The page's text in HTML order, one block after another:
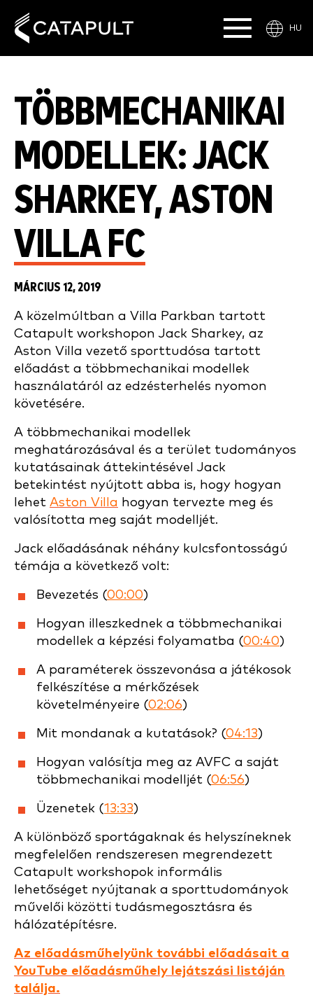
HU
TÖBBMECHANIKAI
MODELLEK: JACK
SHARKEY, ASTON
VILLA FC
MÁRCIUS 12, 2019
A közelmúltban a Villa Parkban tartott
Catapult workshopon Jack Sharkey, az
Aston Villa vezető sporttudósa tartott
előadást a többmechanikai modellek
használatáról az edzésterhelés nyomon
követésére.
A többmechanikai modellek
meghatározásával és a terület tudományos
kutatásainak áttekintésével Jack
betekintést nyújtott abba is, hogy hogyan
lehet Aston Villa hogyan tervezte meg és
valósította meg saját modelljét.
Jack előadásának néhány kulcsfontosságú
témája a következő volt:
Bevezetés (00:00)
Hogyan illeszkednek a többmechanikai
modellek a képzési folyamatba (00:40)
A paraméterek összevonása a játékosok
felkészítése a mérkőzések
követelményeire (02:06)
Mit mondanak a kutatások? (04:13)
Hogyan valósítja meg az AVFC a saját
többmechanikai modelljét (06:56)
Üzenetek (13:33)
A különböző sportágaknak és helyszíneknek
megfelelően rendszeresen megrendezett
Catapult workshopok informális
lehetőséget nyújtanak a sporttudományok
művelői közötti tudásmegosztásra és
hálózatépítésre.
Az előadásműhelyünk további előadásait a
YouTube előadásműhely lejátszási listáján
találja.